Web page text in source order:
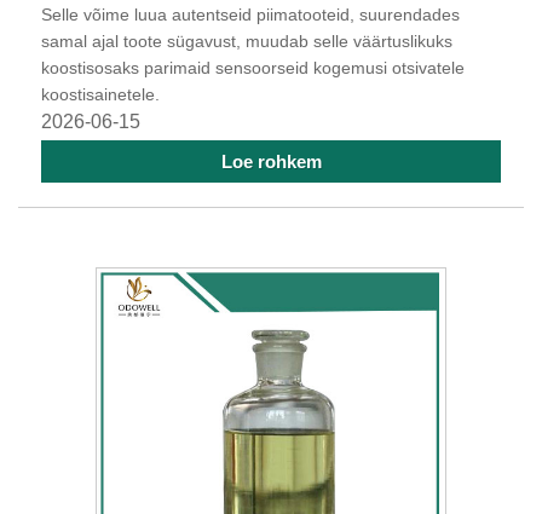
Selle võime luua autentseid piimatooteid, suurendades
samal ajal toote sügavust, muudab selle väärtuslikuks
koostisosaks parimaid sensoorseid kogemusi otsivatele
koostisainetele.
2026-06-15
Loe rohkem